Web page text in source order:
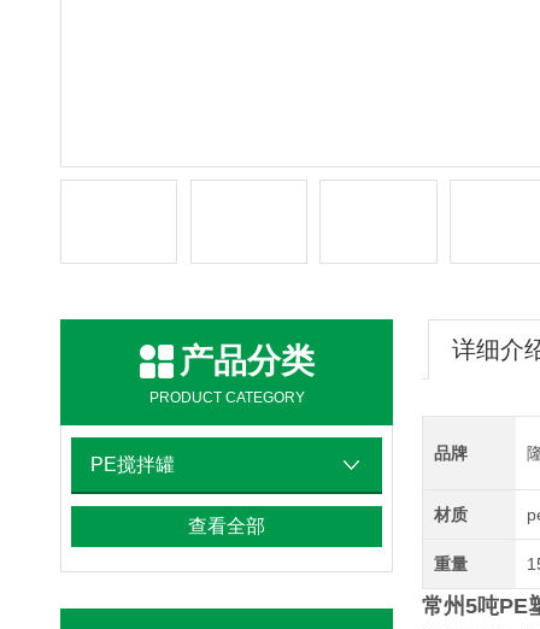
产品分类
PRODUCT CATEGORY
PE搅拌罐
查看全部
详细介
品牌
材质
重量
常州5吨PE